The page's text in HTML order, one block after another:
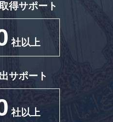
得サポート
社以上
サポート
社以上